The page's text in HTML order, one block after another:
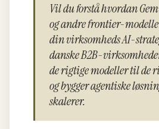
Vil du forstå hvordan
og andre frontier-
din virksomheds AI-
danske B2B-
de rigtige modeller til de
og bygger agentiske
skalerer.